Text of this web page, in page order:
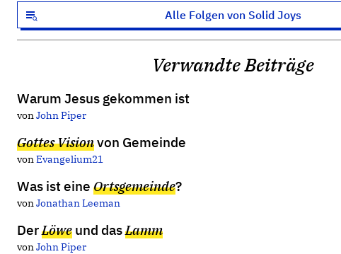
Alle Folgen von Solid Joys
Verwandte Beiträge
Warum Jesus gekommen ist
vonJohn Piper
Gottes Visionvon Gemeinde
vonEvangelium21
Was ist eine Ortsgemeinde?
vonJonathan Leeman
DerLöwe und dasLamm
vonJohn Piper